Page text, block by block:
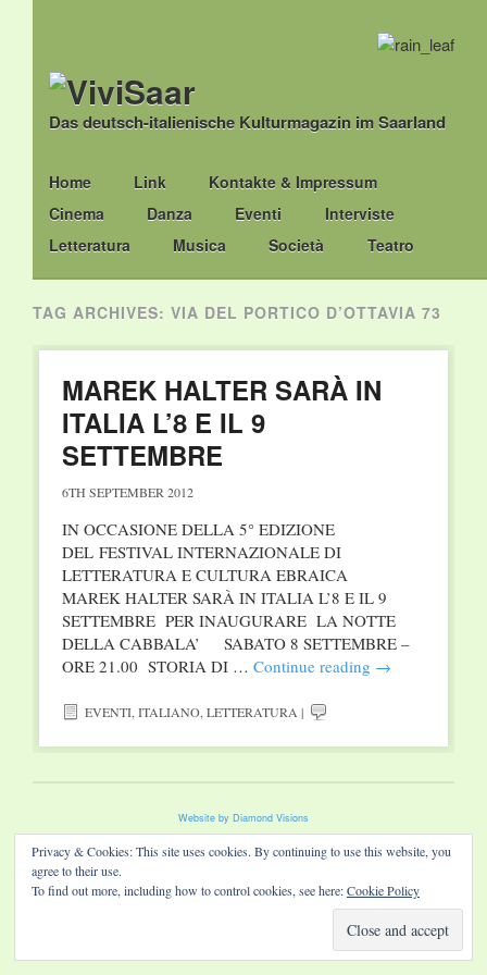
Das deutsch-italienische Kulturmagazin im Saarland
Main menu
Skip
to
content
Home Link
Kontakte & Impressum
Cinema
Danza Eventi
Interviste
Letteratura
Musica Società Teatro
TAG ARCHIVES: VIA DEL PORTICO D’OTTAVIA 73
MAREK HALTER SARÀ IN
ITALIA L’8 E IL 9
SETTEMBRE
6TH SEPTEMBER 2012
IN OCCASIONE DELLA 5° EDIZIONE
DEL FESTIVAL INTERNAZIONALE DI
LETTERATURA E CULTURA EBRAICA
MAREK HALTER SARÀ IN ITALIA L’8 E IL 9
SETTEMBRE PER INAUGURARE LA NOTTE
DELLA CABBALA’ SABATO 8 SETTEMBRE –
ORE 21.00 STORIA DI … Continue reading →
EVENTI,ITALIANO,LETTERATURA |
Website by Diamond Visions
Privacy & Cookies: This site uses cookies. By continuing to use this website, you
agree to their use.
To find out more, including how to control cookies, see here:Cookie Policy